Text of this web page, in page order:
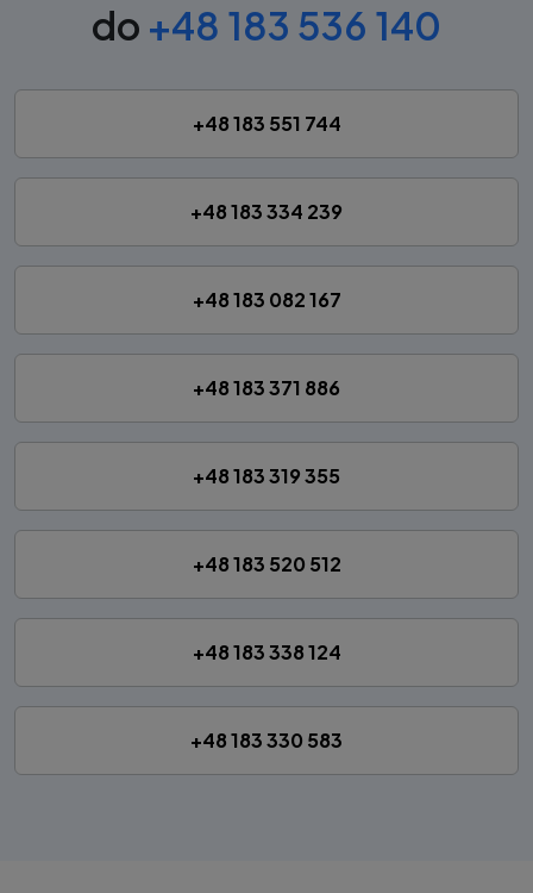
do +48 183 536 140
+48 183 551 744
+48 183 334 239
+48 183 082 167
+48 183 371 886
+48 183 319 355
+48 183 520 512
+48 183 338 124
+48 183 330 583